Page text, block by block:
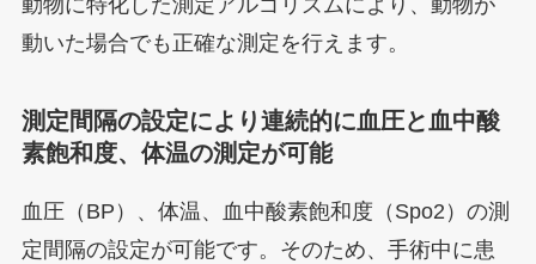
動いた場合でも正確な測定を行えます。
測定間隔の設定により連続的に血圧と血中酸
素飽和度、体温の測定が可能
血圧（BP）、体温、血中酸素飽和度（Spo2）の測
定間隔の設定が可能です。そのため、手術中に患